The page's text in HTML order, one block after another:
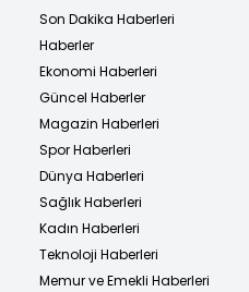
Son Dakika Haberleri
Haberler
Ekonomi Haberleri
Güncel Haberler
Magazin Haberleri
Spor Haberleri
Dünya Haberleri
Sağlık Haberleri
Kadın Haberleri
Teknoloji Haberleri
Memur ve Emekli Haberleri